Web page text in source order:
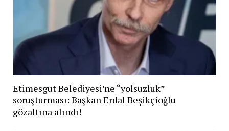
Etimesgut Belediyesi’ne “yolsuzluk”
soruşturması: Başkan Erdal Beşikçioğlu
gözaltına alındı!